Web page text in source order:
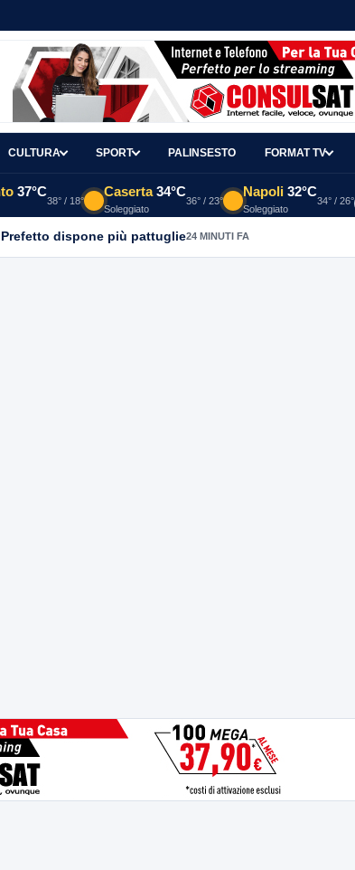
CULTURA SPORT PALINSESTO FORMAT TV
37°C
38° / 18°
Caserta 34°C
Soleggiato
36° / 23°
Napoli 32°C
Soleggiato
34° / 26°
dispone più pattuglie24 MINUTI FA